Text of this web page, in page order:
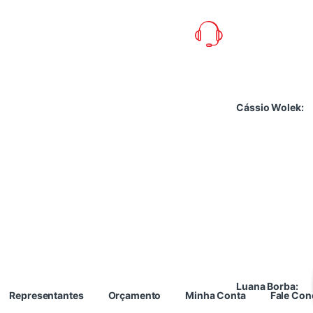
Representantes Orçamento Minha Conta Fale
Cássio Wolek:
Luana Borba: